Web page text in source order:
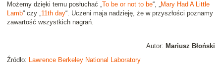
Możemy dzięki temu posłuchać „To be or not to be“, „Mary Had A Little
Lamb“ czy „11th day“. Uczeni maja nadzieję, że w przyszłości poznamy
zawartość wszystkich nagrań.
Autor: Mariusz Błoński
Źródło: Lawrence Berkeley National Laboratory